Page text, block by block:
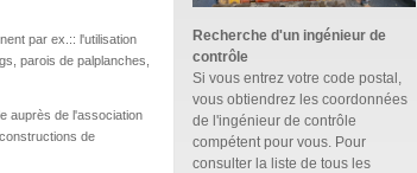
par ex.:: l'utilisation
parois de palplanches,
auprès de l'association
de
Recherche d'un ingénieur de
contrôle
Si vous entrez votre code postal,
vous obtiendrez les coordonnées
de l'ingénieur de contrôle
compétent pour vous. Pour
consulter la liste de tous les